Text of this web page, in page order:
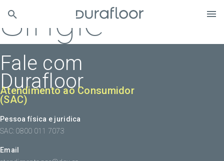
Single
Fale com
Durafloor
Atendimento ao Consumidor
(SAC)
Pessoa física e juridica
SAC: 0800 011 7073
Email